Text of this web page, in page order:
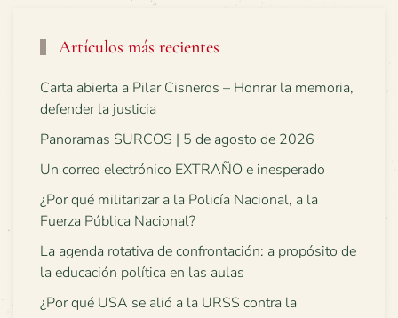
Artículos más recientes
Carta abierta a Pilar Cisneros – Honrar la memoria,
defender la justicia
Panoramas SURCOS | 5 de agosto de 2026
Un correo electrónico EXTRAÑO e inesperado
¿Por qué militarizar a la Policía Nacional, a la
Fuerza Pública Nacional?
La agenda rotativa de confrontación: a propósito de
la educación política en las aulas
¿Por qué USA se alió a la URSS contra la